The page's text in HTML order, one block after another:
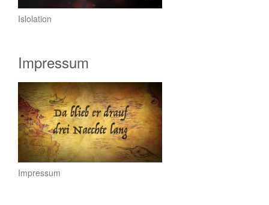
Islolation
Impressum
Impressum